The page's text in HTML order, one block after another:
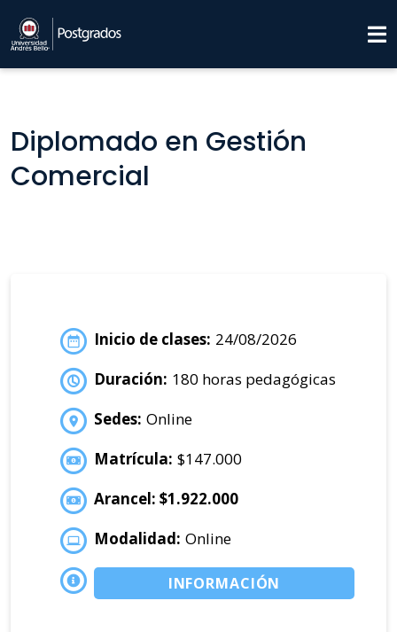
Diplomado en Gestión
Comercial
Inicio de clases: 24/08/2026
Duración: 180 horas pedagógicas
Sedes: Online
Matrícula: $147.000
Arancel: $1.922.000
Modalidad: Online
INFORMACIÓN